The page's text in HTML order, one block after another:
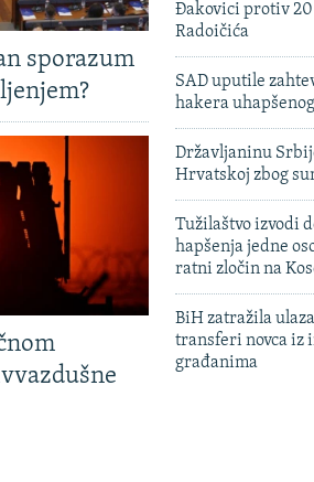
sporazum
Đakovici protiv
Radoičića
SAD uputile
hakera
Državljaninu
Hrvatskoj zbog
Tužilaštvo izvodi
hapšenja jedne
ratni zločin na
BiH zatražila
transferi novca iz
građanima